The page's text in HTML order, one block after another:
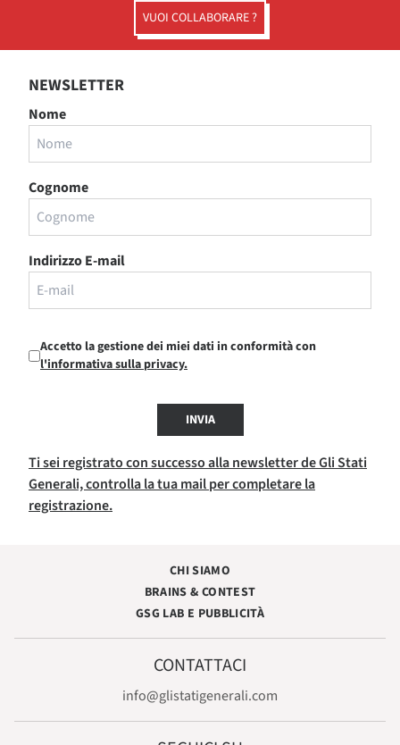
VUOI COLLABORARE ?
NEWSLETTER
Nome
Cognome
Indirizzo E-mail
Accetto la gestione dei miei dati in conformità con
l'informativa sulla privacy.
INVIA
Ti sei registrato con successo alla newsletter de Gli Stati
Generali, controlla la tua mail per completare la
registrazione.
CHI SIAMO
BRAINS & CONTEST
GSG LAB E PUBBLICITÀ
CONTATTACI
info@glistatigenerali.com